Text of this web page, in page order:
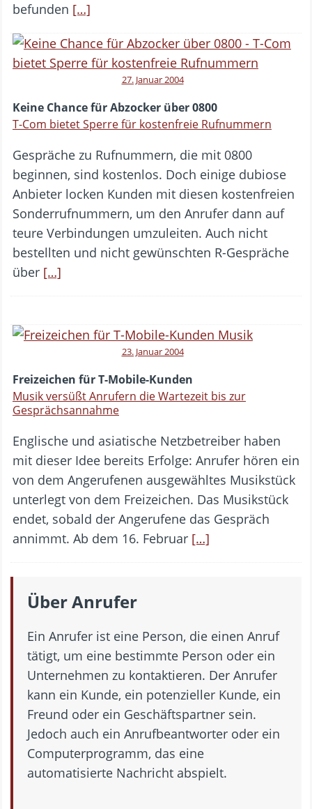
befunden […]
27. Januar 2004
Keine Chance für Abzocker über 0800
T-Com bietet Sperre für kostenfreie Rufnummern
Gespräche zu Rufnummern, die mit 0800
beginnen, sind kostenlos. Doch einige dubiose
Anbieter locken Kunden mit diesen kostenfreien
Sonderrufnummern, um den Anrufer dann auf
teure Verbindungen umzuleiten. Auch nicht
bestellten und nicht gewünschten R-Gespräche
über […]
23. Januar 2004
Freizeichen für T-Mobile-Kunden
Musik versüßt Anrufern die Wartezeit bis zur
Gesprächsannahme
Englische und asiatische Netzbetreiber haben
mit dieser Idee bereits Erfolge: Anrufer hören ein
von dem Angerufenen ausgewähltes Musikstück
unterlegt von dem Freizeichen. Das Musikstück
endet, sobald der Angerufene das Gespräch
annimmt. Ab dem 16. Februar […]
Über Anrufer
Ein Anrufer ist eine Person, die einen Anruf
tätigt, um eine bestimmte Person oder ein
Unternehmen zu kontaktieren. Der Anrufer
kann ein Kunde, ein potenzieller Kunde, ein
Freund oder ein Geschäftspartner sein.
Jedoch auch ein Anrufbeantworter oder ein
Computerprogramm, das eine
automatisierte Nachricht abspielt.